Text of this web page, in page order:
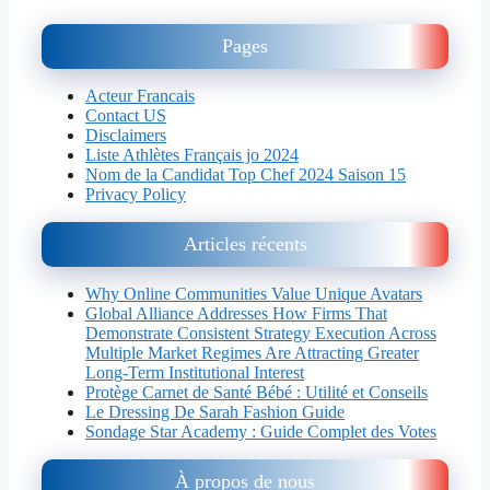
Pages
Acteur Francais
Contact US
Disclaimers
Liste Athlètes Français jo 2024
Nom de la Candidat Top Chef 2024 Saison 15
Privacy Policy
Articles récents
Why Online Communities Value Unique Avatars
Global Alliance Addresses How Firms That
Demonstrate Consistent Strategy Execution Across
Multiple Market Regimes Are Attracting Greater
Long-Term Institutional Interest
Protège Carnet de Santé Bébé : Utilité et Conseils
Le Dressing De Sarah Fashion Guide
Sondage Star Academy : Guide Complet des Votes
À propos de nous